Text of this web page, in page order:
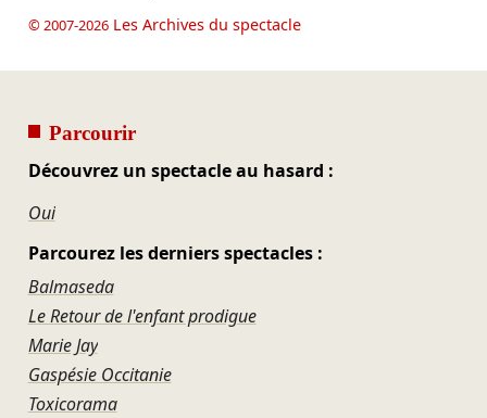
© 2007-2026Les Archives du spectacle
Parcourir
Découvrez un spectacle au hasard :
Oui
Parcourez les derniers spectacles :
Balmaseda
Le Retour de l'enfant prodigue
Marie Jay
Gaspésie Occitanie
Toxicorama